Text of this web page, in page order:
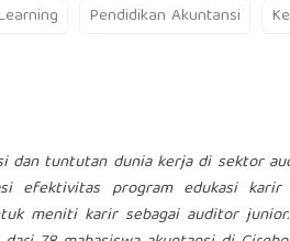
Pendidikan Akuntansi
dan tuntutan dunia kerja di sektor
efektivitas program edukasi
meniti karir sebagai auditor